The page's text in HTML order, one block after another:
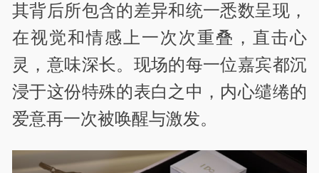
其背后所包含的差异和统一悉数呈现，
在视觉和情感上一次次重叠，直击心
灵，意味深长。现场的每一位嘉宾都沉
浸于这份特殊的表白之中，内心缱绻的
爱意再一次被唤醒与激发。